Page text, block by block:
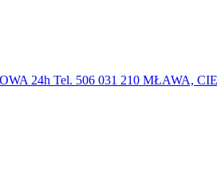
24h Tel. 506 031 210 MŁAWA,